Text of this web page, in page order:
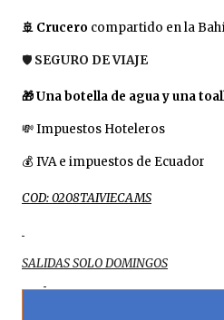
🚢 Crucero compartido en la
🛡️ SEGURO DE VIAJE
🎁Una botella de agua y una
💸Impuestos Hoteleros
💰 IVA e impuestos de Ecuador
COD: 0208TAIVIECAMS
SALIDAS SOLO DOMINGOS